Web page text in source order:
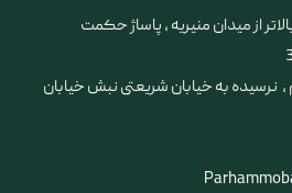
از میدان منیریه ، پاساژ حکمت
، نرسیده به خیابان شریعتی نبش خیابان